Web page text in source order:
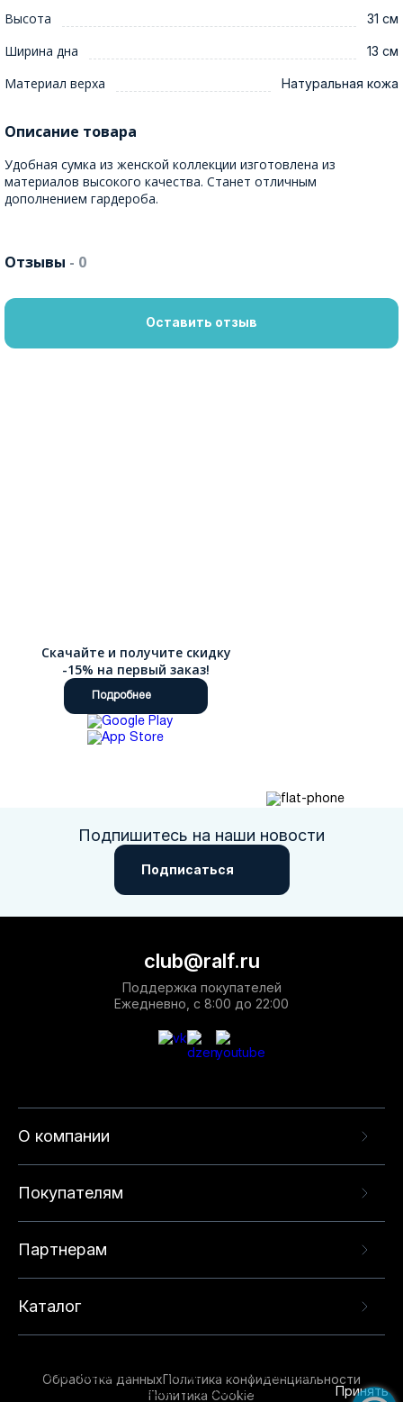
Высота 31 см
Ширина дна 13 см
Материал верха Натуральная кожа
Описание товара
Удобная сумка из женской коллекции изготовлена из
материалов высокого качества. Станет отличным
дополнением гардероба.
Отзывы - 0
Оставить отзыв
Скачайте и получите скидку
-15% на первый заказ!
Подробнее
Подпишитесь на наши новости
Подписаться
О компании
Покупателям
Партнерам
Каталог
club@ralf.ru
Поддержка покупателей
Ежедневно, с 8:00 до 22:00
Обработка данныхПолитика конфиденциальности
Политика Cookie
опыта на нашем сайте. Продолжая использовать
данный сайт, вы соглашаетесь с использованием
Принять